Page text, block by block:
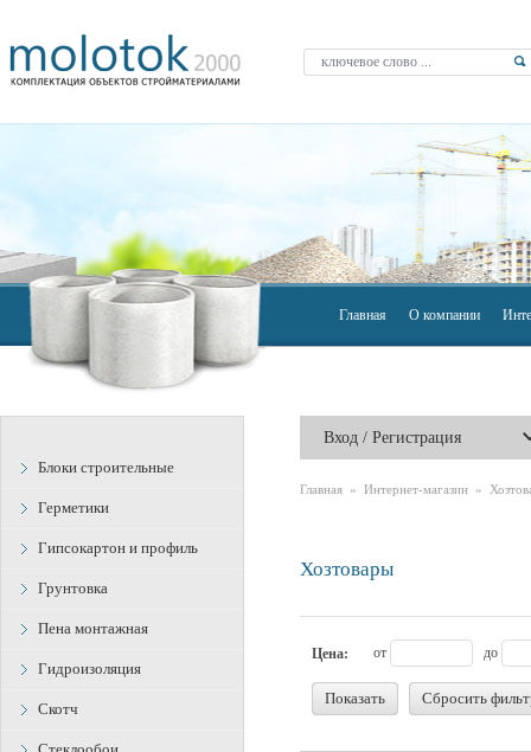
Главная О компании
Блоки строительные
Герметики
Гипсокартон и профиль
Грунтовка
Пена монтажная
Гидроизоляция
Скотч
Вход / Регистрация
Главная » Интернет-магазин »
Хозтовары
Цена: от до
Показать Сбросить